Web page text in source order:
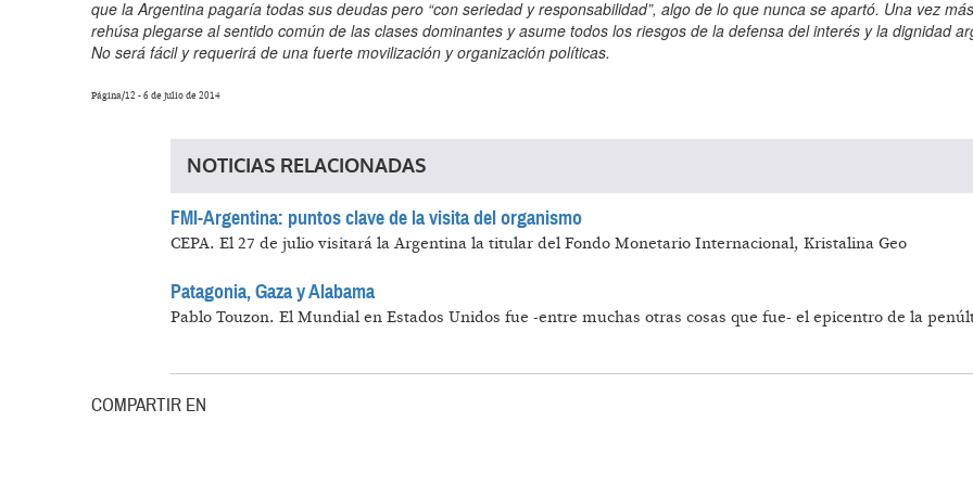
Página/12 - 6 de julio de 2014
NOTICIAS RELACIONADAS
FMI-Argentina: puntos clave de la visita del organismo
CEPA. El 27 de julio visitará la Argentina la titular del Fondo Monetario Internacional, Kristalina Geo
Patagonia, Gaza y Alabama
Pablo Touzon. El Mundial en Estados Unidos fue -entre muchas otras cosas que fue- el epicentro de la
COMPARTIR EN